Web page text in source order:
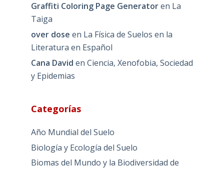
Graffiti Coloring Page Generatoren La
Taiga
over dose en La Física de Suelos en la
Literatura en Español
Cana David en Ciencia, Xenofobia, Sociedad
y Epidemias
Categorías
Año Mundial del Suelo
Biología y Ecología del Suelo
Biomas del Mundo y la Biodiversidad de